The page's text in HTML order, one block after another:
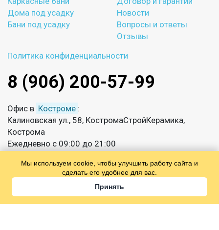
Дома под усадку
Бани под усадку
Новости
Вопросы и ответы
Отзывы
Политика конфиденциальности
8 (906) 200-57-99
Офис в Костроме :
Калиновская ул., 58, КостромаСтройКерамика,
Кострома
Ежедневно с 09:00 до 21:00
info@sksmirnov.ru
Мы используем cookie, чтобы улучшить работу сайта и
сделать его удобнее для вас.
Принять